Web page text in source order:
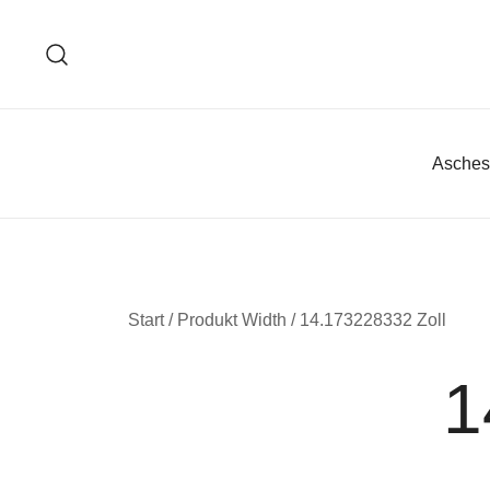
springen
Start/ Produkt Width / 14.173228332 Zoll